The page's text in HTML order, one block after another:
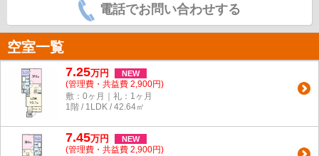
電話でお問い合わせする
空室一覧
7.25万円 NEW
(管理費・共益費 2,900円)
敷：0ヶ月｜礼：1ヶ月
1階 / 1LDK / 42.64㎡
7.45万円 NEW
(管理費・共益費 2,900円)